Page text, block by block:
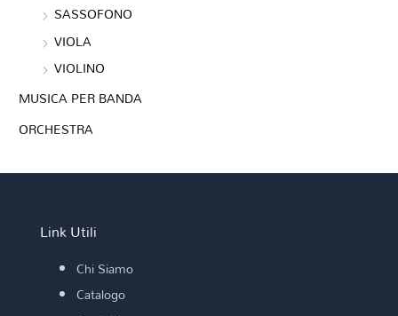
SASSOFONO
VIOLA
VIOLINO
MUSICA PER BANDA
ORCHESTRA
Link Utili
Chi Siamo
Catalogo